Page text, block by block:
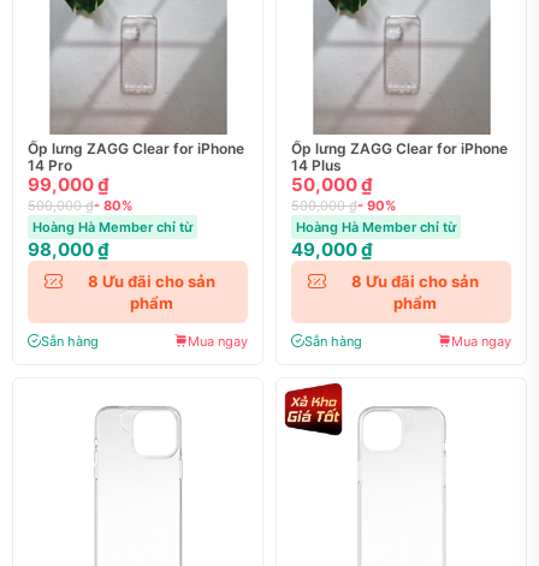
Ốp lưng ZAGG Clear for iPhone
14 Pro
99,000 ₫
500,000 ₫- 80%
Hoàng Hà Member chỉ từ
98,000 ₫
8 Ưu đãi cho sản
phẩm
Sẵn hàng Mua ngay
Ốp lưng ZAGG Clear for iPhone
14 Plus
50,000 ₫
500,000 ₫- 90%
Hoàng Hà Member chỉ từ
49,000 ₫
8 Ưu đãi cho sản
phẩm
Sẵn hàng Mua ngay